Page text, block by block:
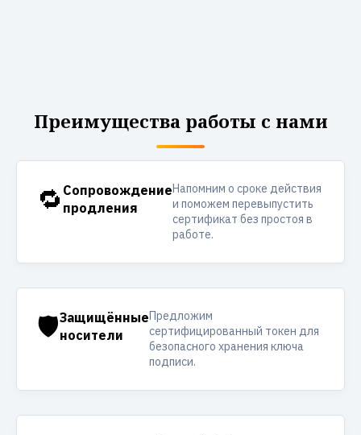
Преимущества работы с нами
🔁 Сопровождение
продления
Напомним о сроке действия
и поможем перевыпустить
сертификат без простоя в
работе.
🛡️Защищённые
носители
Предложим
сертифицированный токен для
безопасного хранения ключа
подписи.